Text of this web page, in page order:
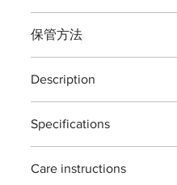
重量：約２１０グラム
刃渡：約６０ミリ
鋼材： 高炭素刃物鋼 -鍛造-
Standards ]
最大切断能力：生木直径約１
※手作り製品の為「寸法及
場合がございますがご了承願
主に庭木、小枝、花、植物
植物以外の切断、無理な使
※灌木・造花・針金・竹は
保管方法
取り道具箱や室内での保管
をふき取る際に刃物用油（
ご自分で刃を研ぎ直される
ナーをお使い頂くようお
石も販売しております。
Description
The TL Ueki okubo scissors
garden use. ideal for
each piece is hand forged
Specifications
Size : 180mm
Care instructions